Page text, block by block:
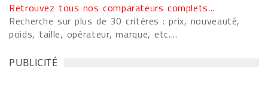
Retrouvez tous nos comparateurs complets...
Recherche sur plus de 30 critères : prix, nouveauté,
poids, taille, opérateur, marque, etc....
PUBLICITÉ